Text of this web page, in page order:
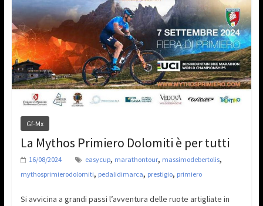
Gf-Mx
La Mythos Primiero Dolomiti è per tutti
16/08/2024 easycup, marathontour, massimodebertolis,
mythosprimierodolomiti, pedalidimarca, prestigio, primiero
Si avvicina a grandi passi l’avventura delle ruote artigliate in